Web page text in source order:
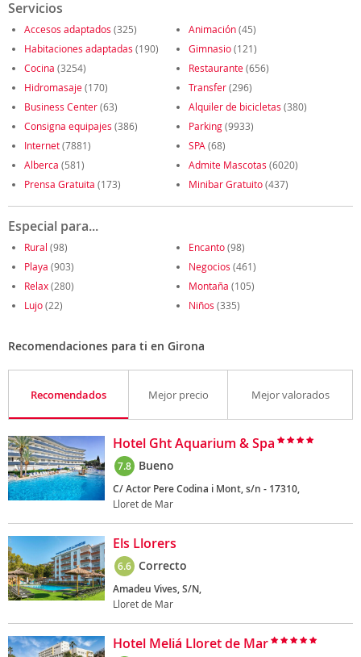
Servicios
Accesos adaptados (325) Animación(45)
Habitaciones adaptadas (190) Gimnasio(121)
Cocina (3254) Restaurante(656)
Hidromasaje(170) Transfer(296)
Business Center(63) Alquiler de bicicletas (380)
Consigna equipajes (386) Parking(9933)
Internet(7881) SPA (68)
Alberca (581) Admite Mascotas (6020)
Prensa Gratuita (173) Minibar Gratuito(437)
Especial para...
Rural (98) Encanto(98)
Playa (903) Negocios (461)
Relax(280) Montaña (105)
Lujo(22) Niños (335)
Recomendaciones para ti en Girona
Recomendados Mejor precio Mejor valorados
Hotel Ght Aquarium & Spa
7.8 Bueno
C/ Actor Pere Codina i Mont, s/n - 17310,
Lloret de Mar
Els Llorers
6.6 Correcto
Amadeu Vives, S/N,
Lloret de Mar
Hotel Meliá Lloret de Mar